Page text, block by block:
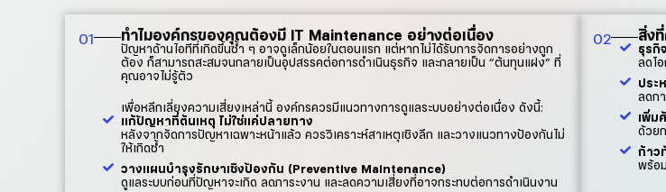
01 ทำไมองค์กรของคุณต้องมี IT Maintenance อย่างต่อเนื่อง
ปัญหาด้านไอทีที่เกิดขึ้นซ้ำ ๆ อาจดูเล็กน้อยในตอนแรก แต่หากไม่ได้รับการจัดการอย่างถูก
ต้อง ก็สามารถสะสมจนกลายเป็นอุปสรรคต่อการดำเนินธุรกิจ และกลายเป็น “ต้นทุนแฝง” ที่
คุณอาจไม่รู้ตัว
เพื่อหลีกเลี่ยงความเสี่ยงเหล่านี้ องค์กรควรมีแนวทางการดูแลระบบอย่างต่อเนื่อง ดังนี้:
แก้ปัญหาที่ต้นเหตุ ไม่ใช่แค่ปลายทาง
หลังจากจัดการปัญหาเฉพาะหน้าแล้ว ควรวิเคราะห์สาเหตุเชิงลึก และวางแนวทางป้องกันไม่
ให้เกิดซ้ำ
วางแผนบำรุงรักษาเชิงป้องกัน (Preventive Maintenance)
ดูแลระบบก่อนที่ปัญหาจะเกิด ลดภาระงาน และลดความเสี่ยงที่อาจกระทบต่อการดำเนินงาน
02 สิ่ง
ธุรกิ
ลดโ
ประ
ลดก
เพิ่ม
ด้วย
ก้าว
พร้อ